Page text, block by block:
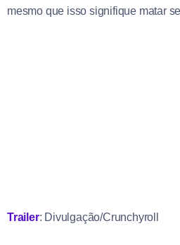
mesmo que isso signifique matar
Trailer: Divulgação/Crunchyroll